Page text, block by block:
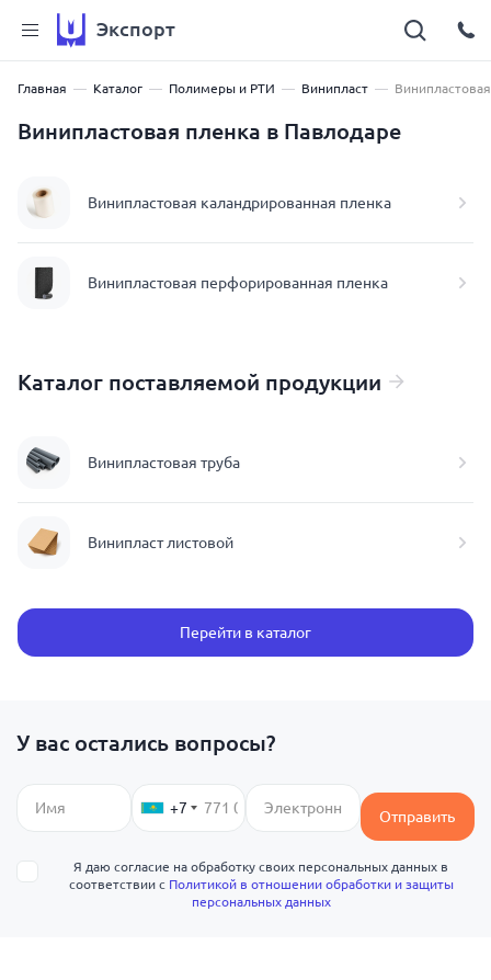
Экспорт
Главная Каталог Полимеры и РТИ Винипласт
Винипластовая пленка в Павлодаре
Винипластовая каландрированная пленка
Винипластовая перфорированная пленка
Каталог поставляемой продукции
Винипластовая труба
Винипласт листовой
Перейти в каталог
У вас остались вопросы?
+7 Отправить
Я даю согласие на обработку своих персональных данных в
соответствии с Политикой в отношении обработки и защиты
персональных данных